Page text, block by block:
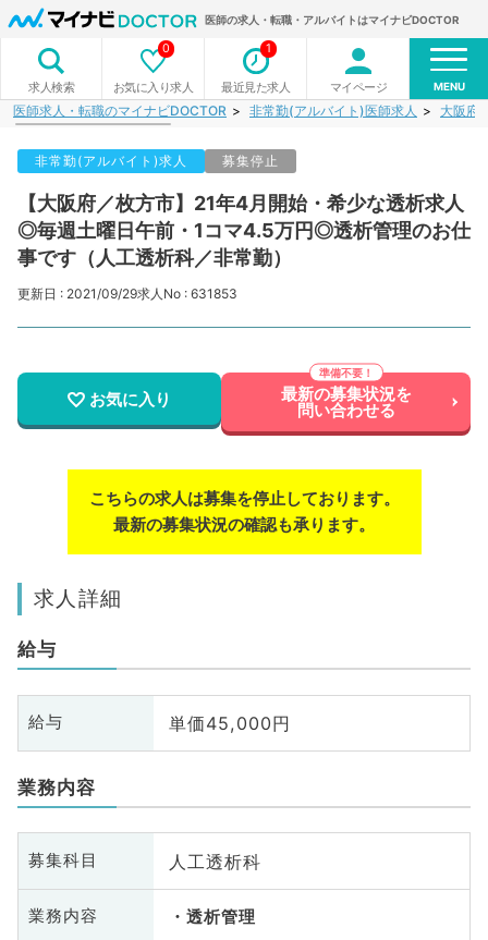
医師の求人・転職・アルバイトはマイナビDOCTOR
求人検索 お気に入り求人
0
最近見た求人
1
マイページ MENU
医師求人・転職のマイナビDOCTOR 非常勤(アルバイト)医師求人 大阪府
非常勤(アルバイト)求人 募集停止
【大阪府／枚方市】21年4月開始・希少な透析求人
◎毎週土曜日午前・1コマ4.5万円◎透析管理のお仕
事です（人工透析科／非常勤）
更新日 : 2021/09/29求人No : 631853
お気に入り 最新の募集状況を
問い合わせる
こちらの求人は募集を停止しております。
最新の募集状況の確認も承ります。
求人詳細
給与
給与 単価45,000円
業務内容
募集科目 人工透析科
業務内容 透析管理